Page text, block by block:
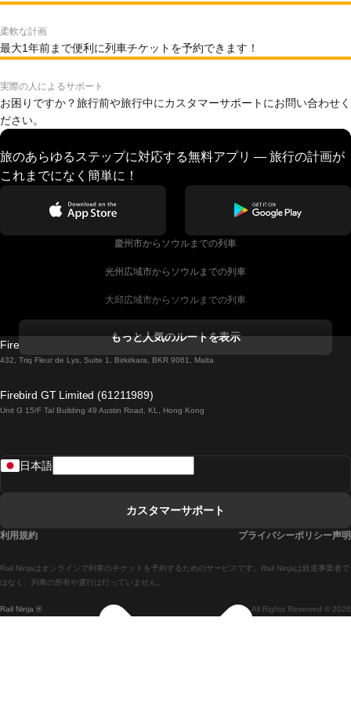
柔軟な計画
最大1年前まで便利に列車チケットを予約できます！
実際の人によるサポート
お困りですか？旅行前や旅行中にカスタマーサポートにお問い合わせく
ださい。
旅のあらゆるステップに対応する無料アプリ — 旅行の計画が
これまでになく簡単に！
慶州市からソウルまでの列車
光州広域市からソウルまでの列車
大邱広域市からソウルまでの列車
ダブリンからゴールウェイまでの列車
ローマからナポリまでの列車
マドリードからセビリアまでの列車
マドリードからアリカンテまでの列車
もっと人気のルートを表示
Firebird GT Limited (OC 1451)
432, Triq Fleur de Lys, Suite 1, Birkirkara, BKR 9061, Malta
Firebird GT Limited (61211989)
Unit G 15/F Tal Building 49 Austin Road, KL, Hong Kong
Rail Ninja ® All Rights Reserved © 2026
Rail Ninjaはオンラインで列車のチケットを予約するためのサービスです。Rail Ninjaは鉄道事業者で
はなく、列車の所有や運行は行っていません。
日本語
カスタマーサポート
利用規約 プライバシーポリシー声明